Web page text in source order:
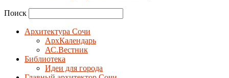
Поиск
Архитектура Сочи
АрхКалендарь
АС.Вестник
Библиотека
Идеи для города